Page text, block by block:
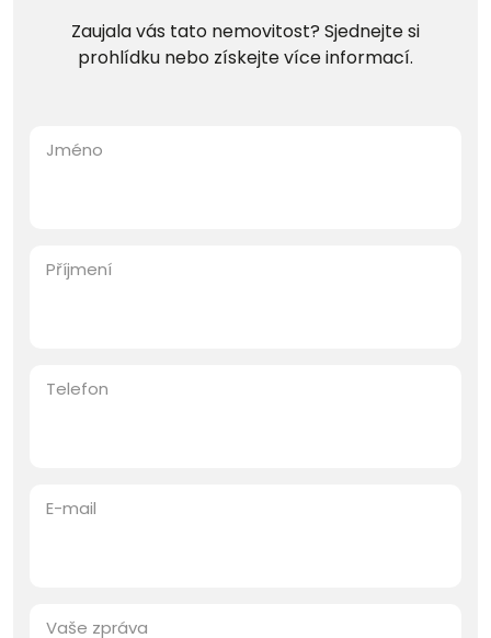
Zaujala vás tato nemovitost? Sjednejte si
prohlídku nebo získejte více informací.
Jméno
Příjmení
Telefon
E-mail
Vaše zpráva